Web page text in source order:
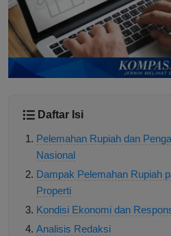
Daftar Isi
Pelemahan Rupiah dan
Nasional
Dampak Pelemahan Rupiah
Properti
Kondisi Ekonomi dan
Analisis Redaksi